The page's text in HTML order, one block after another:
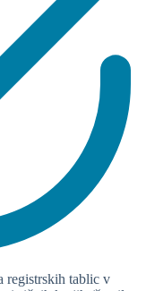
registrskih tablic v